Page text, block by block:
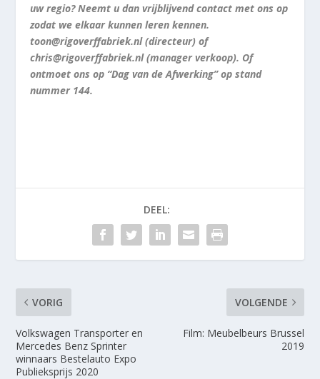
uw regio? Neemt u dan vrijblijvend contact met ons op
zodat we elkaar kunnen leren kennen.
toon@rigoverffabriek.nl (directeur) of
chris@rigoverffabriek.nl (manager verkoop). Of
ontmoet ons op “Dag van de Afwerking” op stand
nummer 144.
DEEL:
VORIG
Volkswagen Transporter en
Mercedes Benz Sprinter
winnaars Bestelauto Expo
Publieksprijs 2020
VOLGENDE
Film: Meubelbeurs Brussel
2019